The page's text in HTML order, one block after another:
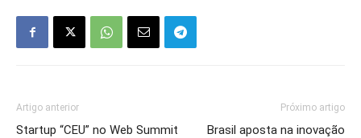
Artigo anterior
Startup “CEU” no Web Summit
Próximo artigo
Brasil aposta na inovação